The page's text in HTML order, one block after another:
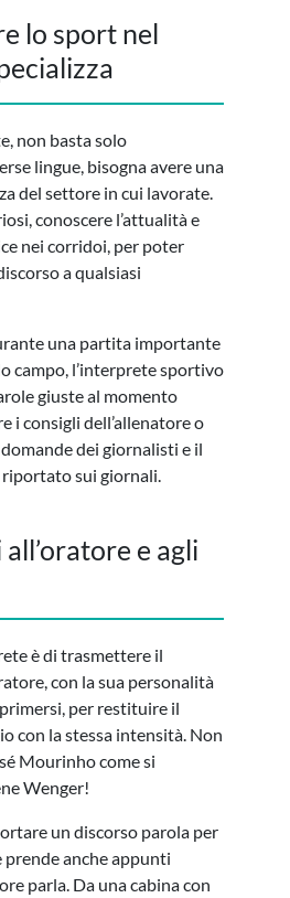
lo sport nel
non basta solo
lingue, bisogna avere una
del settore in cui lavorate.
conoscere l’attualità e
nei corridoi, per poter
a qualsiasi
una partita importante
campo, l’interprete sportivo
giuste al momento
i consigli dell’allenatore o
dei giornalisti e il
sui giornali.
e agli
è di trasmettere il
con la sua personalità
per restituire il
con la stessa intensità. Non
Mourinho come si
Wenger!
un discorso parola per
prende anche appunti
parla. Da una cabina con